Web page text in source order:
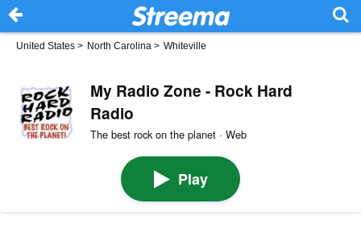
United States > North Carolina > Whiteville
My Radio Zone - Rock Hard
Radio
The best rock on the planet · Web
Play